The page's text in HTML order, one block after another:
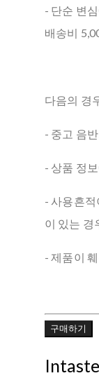
- 단순 변
배송비
다음의 경
- 중고 음
- 상품 정
- 사용흔적
이 있는 경
- 제품이
구매하기